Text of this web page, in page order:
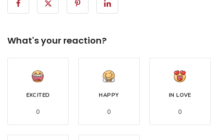
What's your reaction?
EXCITED
0
HAPPY
0
IN LOVE
0